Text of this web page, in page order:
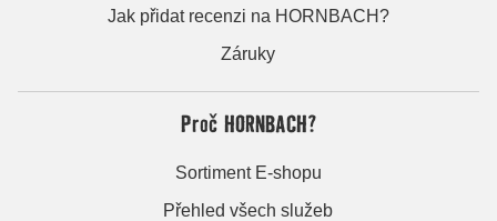
Jak přidat recenzi na HORNBACH?
Záruky
Proč HORNBACH?
Sortiment E-shopu
Přehled všech služeb